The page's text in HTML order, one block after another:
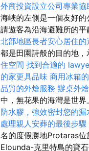
外商投資設立公司專業協
海峽的左側是一個友好
請遊客為沿海避難所的平
北部地區長者安心居住的
都是田園詩般的目的地
住空間 找到合適的
的家更具品味 商用冰箱
品質的外燴服務 辦桌外
中，無花果的海灣是世
防水膠，強效密封您的漏
處理親人安葬的最後步驟
名的度假勝地Protaras位
Elounda-克里特島的寶